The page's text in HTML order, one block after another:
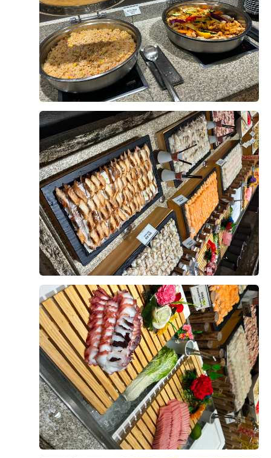
뷔페 동선도 넓고 쾌적해서 사람들이 몰려도 크게 불편하
지 않았고, 음식 종류도 한식·양식·해산물 등 골고루 갖춰
져 있어 남녀노소 모두 만족할 만한 구성이라고 느꼈습니
다. 무엇보다 음식의 신선도와 관리 상태가 좋아 하객분
들도 만족하실 것 같다는 생각이 들었습니다.
결혼식은 식사가 중요한 부분인데, 영등포 위더스 뷔페는
맛과 종류, 청결까지 모두 만족스러웠던 곳이라 안심하고
하객분들을 모실 수 있을 것 같습니다. 개인적으로는 해
산물과 회 코너가 가장 만족스러웠고, 전체적으로 재방문
의사가 있을 정도로 만족한 시식이었습니다.
후기가 도움이 되었나요? 0
강문수, 조효정 2026-08-04 5명 읽음
위더스 영등포점 아모르홀을 방문한 뒤 상담을 받고 계약
까지 진행했습니다. 여러 웨딩홀을 알아보면서 가장 중요
하게 생각했던 부분은 홀 분위기와 신부대기실, 실제 예
식 당일의 이동 동선이었습니다.
아모르홀은 전체적으로 밝고 화사한 분위기라 처음 들어
갔을 때부터 마음에 들었습니다. 어두운 홀보다는 자연스
럽고 따뜻한 느낌의 예식을 원했는데, 아모르홀이 제가
생각했던 이미지와 잘 맞았습니다. 홀 내부도 깔끔하게
정돈된 느낌이었고, 사진이나 영상으로 보았을 때도 신랑
신부가 화사하게 나올 것 같았습니다.
신부대기실도 답답하지 않고 깔끔했으며, 신부대기실에
서 예식장으로 이동하는 동선도 복잡하지 않아 좋았습니
다. 하객들의 이동과 신랑 신부의 동선이 비교적 편리하
게 구성되어 있다는 점도 계약을 결정하는 데 도움이 됐
습니다.
상담 과정에서는 궁금했던 부분을 하나씩 설명해 주셨고,
견적과 포함 사항도 이해하기 쉽게 안내받았습니다. 상담
분위기가 부담스럽지 않았고, 저희가 생각했던 조건과 견
적도 잘 맞아 최종적으로 계약하게 되었습니다. 실제 예
식일까지 남은 준비도 잘 진행해서 밝고 화사한 아모르홀
에서 만족스러운 결혼식을 올리고 싶습니다.
더 보기
+8
후기가 도움이 되었나요? 0
유희재, 신윤서 2026-08-03 3명 읽음
드디어 결혼식이 두 달 정도 앞으로 다가와서 웨딩홀 시
식을 하고 왔어요
사실 예식장을 계약할 때 가장 궁금했던 부분 중 하나가
바로 식사였는데, 직접 시식을 해보니 왜 하객분들이 식
사를 중요하게 생각하는지 알겠더라고요.
시식은 미리 예약 후 진행됐고, 직원분들께서 친절하게
더 보기